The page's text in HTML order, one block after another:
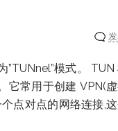
模式。 TUN
它常用于创建 VPN(
点对点的网络连接,